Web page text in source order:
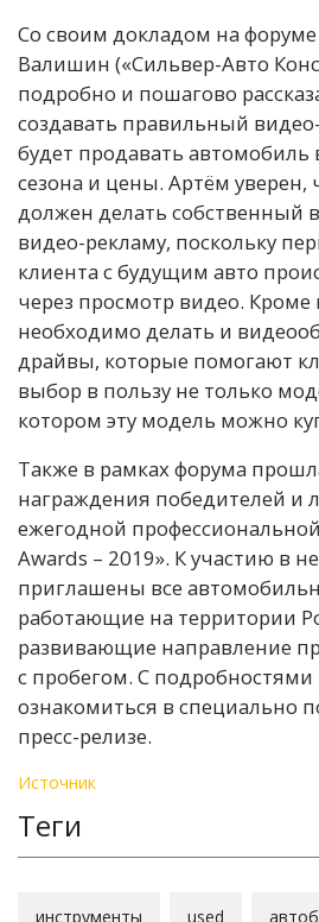
Со своим докладом на
Валишин («Сильвер-Авто
подробно и пошагово
создавать правильный
будет продавать автомобиль
сезона и цены. Артём
должен делать собственный
видео-рекламу, поскольку
клиента с будущим авто
через просмотр видео. Кроме
необходимо делать и
драйвы, которые помогают
выбор в пользу не только
котором эту модель можно
Также в рамках форума
награждения победителей и
ежегодной
Awards – 2019». К участию в
приглашены все
работающие на территории
развивающие направление
с пробегом. С
ознакомиться в специально
пресс-релизе.
Источник
Теги
инструменты used